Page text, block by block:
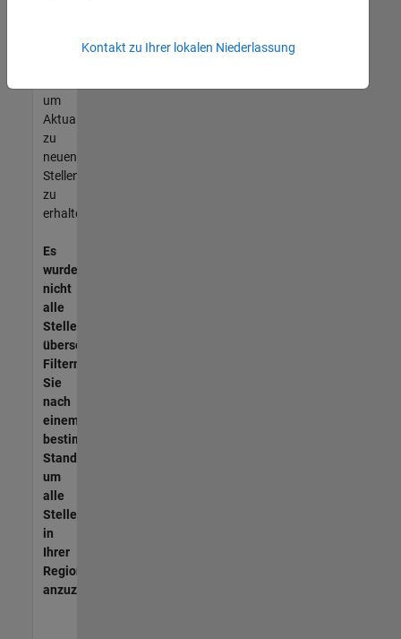
unseres
um
Aktualisierungen
zu
neuen
Stellenangeboten
zu
erhalten.
Es
wurden
nicht
alle
Stellen
übersetzt.
Filtern
Sie
nach
einem
bestimmten
Standort,
um
alle
Stellenangebote
in
Ihrer
Region
anzuzeigen.
Kontakt zu Ihrer lokalen Niederlassung